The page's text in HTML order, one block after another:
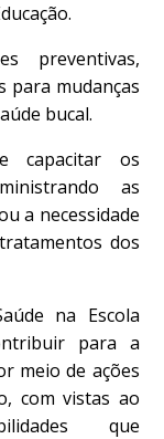
preventivas,
para mudanças
bucal.
capacitar os
as
a necessidade
dos
na Escola
para a
meio de ações
com vistas ao
que